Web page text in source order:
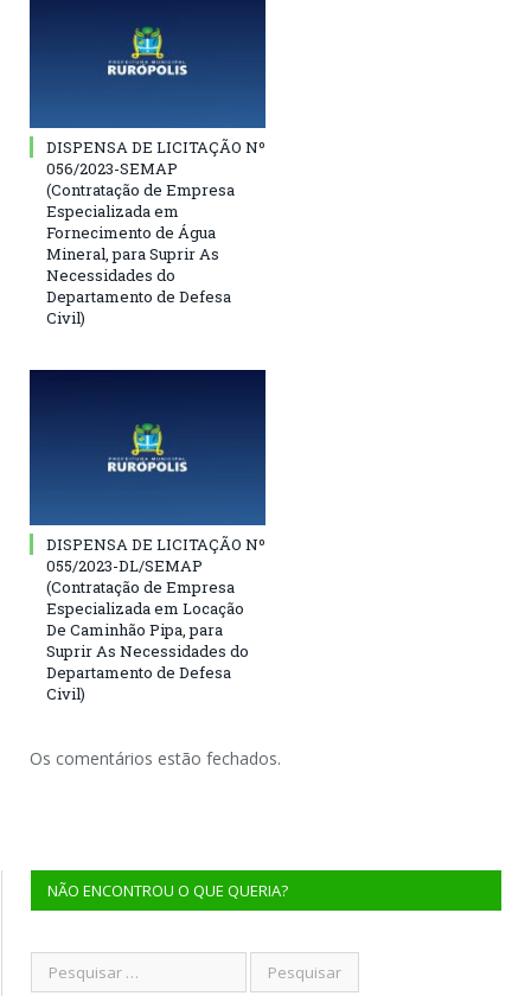
DISPENSA DE LICITAÇÃO Nº
056/2023-SEMAP
(Contratação de Empresa
Especializada em
Fornecimento de Água
Mineral, para Suprir As
Necessidades do
Departamento de Defesa
Civil)
DISPENSA DE LICITAÇÃO Nº
055/2023-DL/SEMAP
(Contratação de Empresa
Especializada em Locação
De Caminhão Pipa, para
Suprir As Necessidades do
Departamento de Defesa
Civil)
Os comentários estão fechados.
NÃO ENCONTROU O QUE QUERIA?